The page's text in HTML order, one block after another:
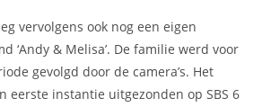
vervolgens ook nog een eigen
‘Andy & Melisa’. De familie werd voor
gevolgd door de camera’s. Het
eerste instantie uitgezonden op SBS 6